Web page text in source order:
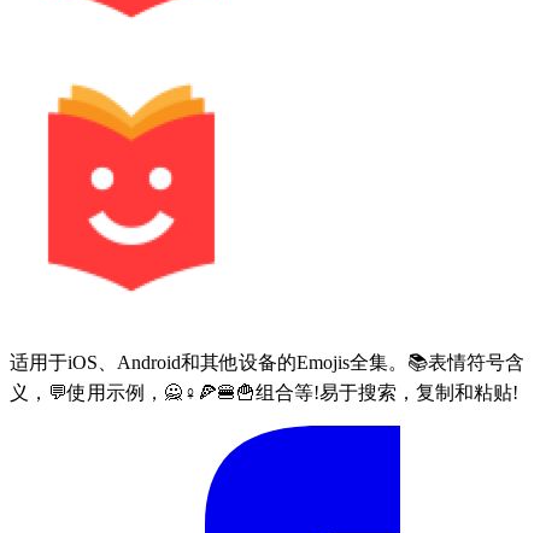
适用于iOS、Android和其他设备的Emojis全集。📚表情符号含
义，💬使用示例，🙅♀🍕🍔🍟组合等!易于搜索，复制和粘贴!